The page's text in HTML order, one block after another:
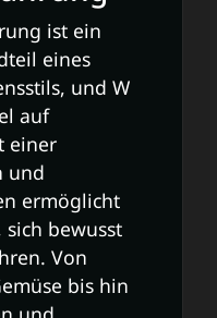
ist ein
eines
und W
auf
einer
und
ermöglicht
sich bewusst
Von
bis hin